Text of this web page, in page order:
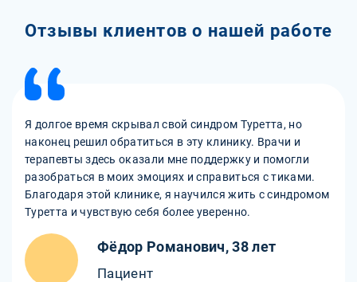
Отзывы клиентов о нашей работе
Я долгое время скрывал свой синдром Туретта, но
наконец решил обратиться в эту клинику. Врачи и
терапевты здесь оказали мне поддержку и помогли
разобраться в моих эмоциях и справиться с тиками.
Благодаря этой клинике, я научился жить с синдромом
Туретта и чувствую себя более уверенно.
Фёдор Романович, 38 лет
Пациент